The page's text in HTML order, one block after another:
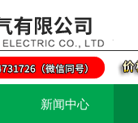
新闻中心